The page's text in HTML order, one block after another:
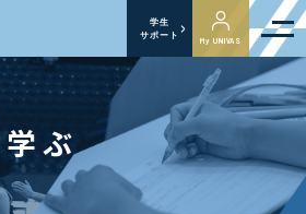
学生
サポート
My UNIVAS
ぶ